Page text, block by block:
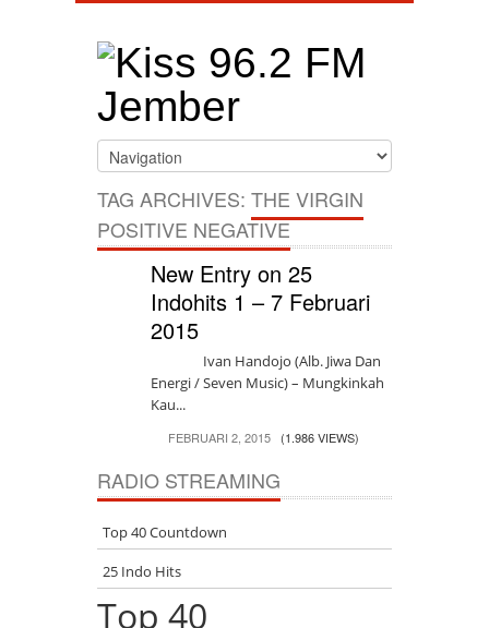
TAG ARCHIVES: THE VIRGIN
POSITIVE NEGATIVE
New Entry on 25
Indohits 1 – 7 Februari
2015
Ivan Handojo (Alb. Jiwa Dan
Energi / Seven Music) – Mungkinkah
Kau...
FEBRUARI 2, 2015 (1.986 VIEWS)
RADIO STREAMING
Top 40 Countdown
25 Indo Hits
Top 40